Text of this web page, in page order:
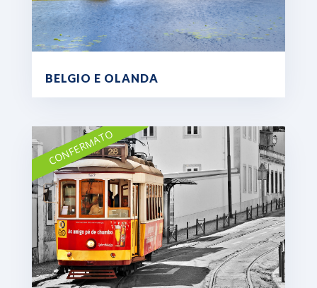
BELGIO E OLANDA
CONFERMATO